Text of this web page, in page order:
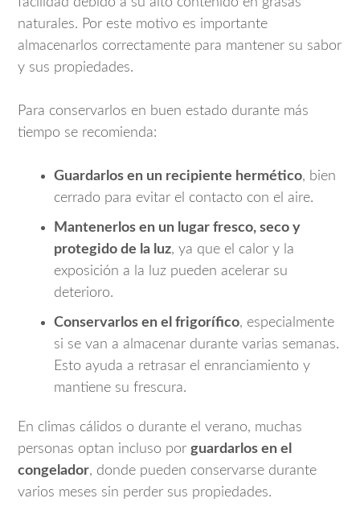
naturales. Por este motivo es importante
almacenarlos correctamente para mantener su sabor
y sus propiedades.
Para conservarlos en buen estado durante más
tiempo se recomienda:
Guardarlos en un recipiente hermético, bien
cerrado para evitar el contacto con el aire.
Mantenerlos en un lugar fresco, seco y
protegido de la luz, ya que el calor y la
exposición a la luz pueden acelerar su
deterioro.
Conservarlos en el frigorífico, especialmente
si se van a almacenar durante varias semanas.
Esto ayuda a retrasar el enranciamiento y
mantiene su frescura.
En climas cálidos o durante el verano, muchas
personas optan incluso por guardarlos en el
congelador, donde pueden conservarse durante
varios meses sin perder sus propiedades.